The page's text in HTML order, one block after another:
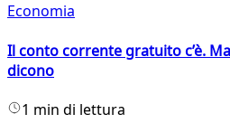
Economia
Il conto corrente gratuito c’è.
dicono
1 min di lettura